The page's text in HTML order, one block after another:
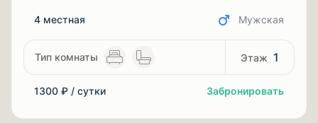
4 местная Мужская
1
1300 ₽ / сутки Забронировать